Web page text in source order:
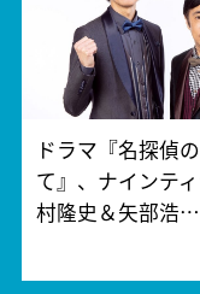
ドラマ『名探偵
て』、ナインテ
村隆史＆矢部浩…